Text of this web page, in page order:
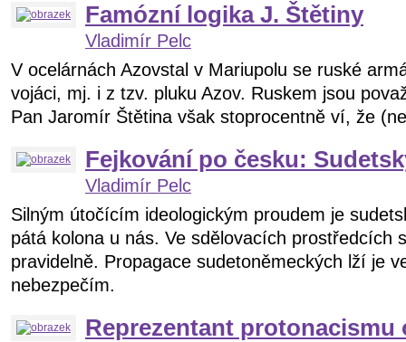
Famózní logika J. Štětiny
Vladimír Pelc
V ocelárnách Azovstal v Mariupolu se ruské
vojáci, mj. i z tzv. pluku Azov. Ruskem jsou
Pan Jaromír Štětina však stoprocentně ví, že
Fejkování po česku:
Vladimír Pelc
Silným útočícím ideologickým proudem je
pátá kolona u nás. Ve sdělovacích prostředcích
pravidelně. Propagace sudetoněmeckých lží je
nebezpečím.
Reprezentant protonacismu